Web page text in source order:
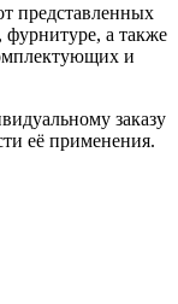
представленных
фурнитуре, а также
и
заказу
её применения.